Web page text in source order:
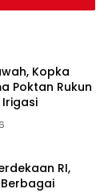
Kopka
Poktan Rukun
Irigasi
RI,